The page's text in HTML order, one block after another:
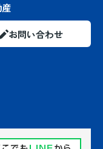
お問い合わせ